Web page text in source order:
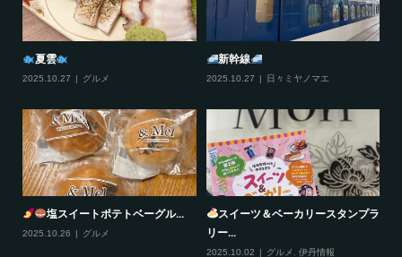
夏雲
2025.10.27 グルメ
新幹線
2025.10.27 日々ミヤノマエ
塩スイートポテトベーグル...
2025.10.26 グルメ
スイーツ＆ベーカリースタンプラ
リー...
2025.10.02 グルメ , 伊丹情報